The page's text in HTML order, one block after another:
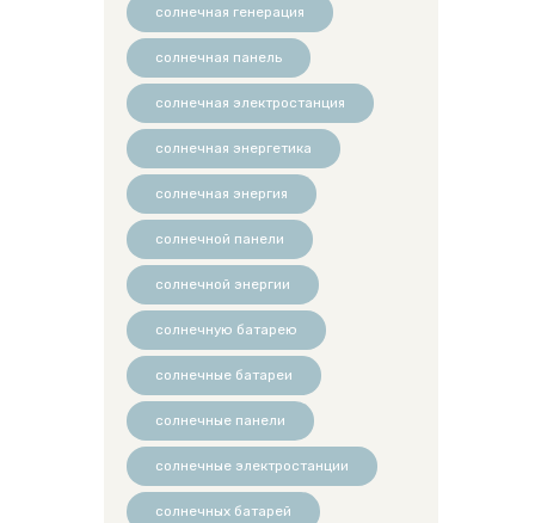
солнечная генерация
солнечная панель
солнечная электростанция
солнечная энергетика
солнечная энергия
солнечной панели
солнечной энергии
солнечную батарею
солнечные батареи
солнечные панели
солнечные электростанции
солнечных батарей